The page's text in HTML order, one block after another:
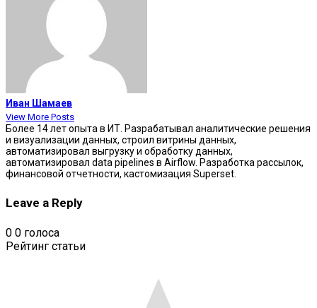
Иван Шамаев
View More Posts
Более 14 лет опыта в ИТ. Разрабатывал аналитические решения
и визуализации данных, строил витрины данных,
автоматизировал выгрузку и обработку данных,
автоматизировал data pipelines в Airflow. Разработка рассылок,
финансовой отчетности, кастомизация Superset.
Leave a Reply
0 0 голоса
Рейтинг статьи